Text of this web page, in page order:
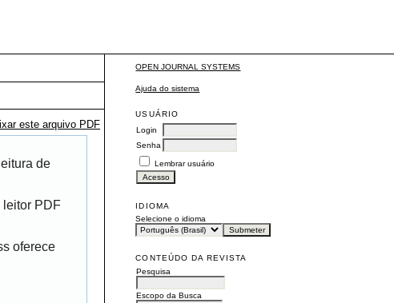
OPEN JOURNAL SYSTEMS
Ajuda do sistema
USUÁRIO
Login
Senha
Lembrar usuário
IDIOMA
Selecione o idioma
CONTEÚDO DA REVISTA
Pesquisa
Escopo da Busca
este arquivo PDF
de
leitor PDF
oferece